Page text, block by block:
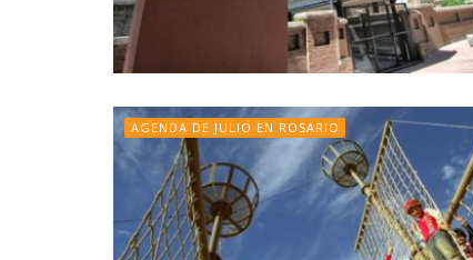
AGENDA DE JULIO EN ROSARIO